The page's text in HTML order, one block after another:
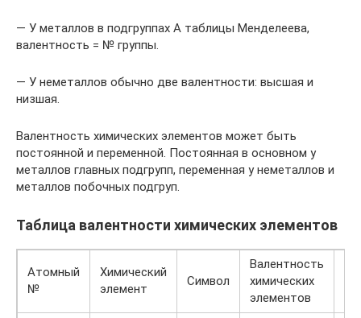
— У металлов в подгруппах А таблицы Менделеева,
валентность = № группы.
— У неметаллов обычно две валентности: высшая и
низшая.
Валентность химических элементов может быть
постоянной и переменной. Постоянная в основном у
металлов главных подгрупп, переменная у неметаллов и
металлов побочных подгруп.
Таблица валентности химических элементов
Атомный
№
Химический
элемент
Символ
Валентность
химических
элементов